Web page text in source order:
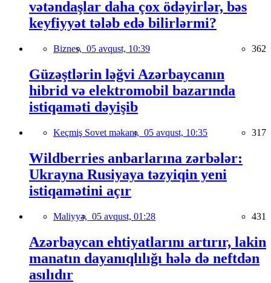
vətəndaşlar daha çox ödəyirlər, bəs
keyfiyyət tələb edə bilirlərmi?
Biznes, 05 avqust, 10:39 362
Güzəştlərin ləğvi Azərbaycanın
hibrid və elektromobil bazarında
istiqaməti dəyişib
Keçmiş Sovet məkanı, 05 avqust, 10:35 317
Wildberries anbarlarına zərbələr:
Ukrayna Rusiyaya təzyiqin yeni
istiqamətini açır
Maliyyə, 05 avqust, 01:28 431
Azərbaycan ehtiyatlarını artırır, lakin
manatın dayanıqlılığı hələ də neftdən
asılıdır